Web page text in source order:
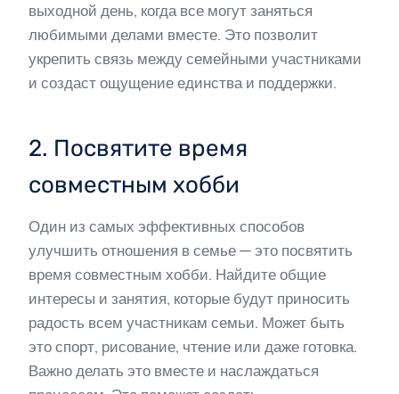
выходной день, когда все могут заняться
любимыми делами вместе. Это позволит
укрепить связь между семейными участниками
и создаст ощущение единства и поддержки.
2. Посвятите время
совместным хобби
Один из самых эффективных способов
улучшить отношения в семье — это посвятить
время совместным хобби. Найдите общие
интересы и занятия, которые будут приносить
радость всем участникам семьи. Может быть
это спорт, рисование, чтение или даже готовка.
Важно делать это вместе и наслаждаться